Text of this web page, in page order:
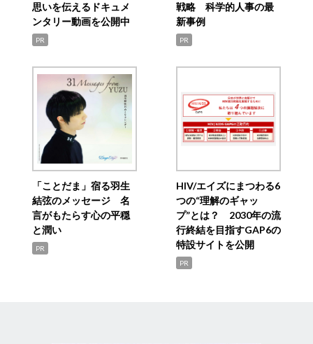
思いを伝えるドキュメ
ンタリー動画を公開中
PR
戦略 科学的人事の最
新事例
PR
「ことだま」宿る羽生
結弦のメッセージ 名
言がもたらす心の平穏
と潤い
PR
HIV/エイズにまつわる6
つの“理解のギャッ
プ”とは？ 2030年の流
行終結を目指すGAP6の
特設サイトを公開
PR